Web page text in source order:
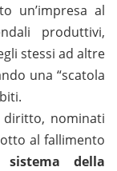
un’impresa al
produttivi,
stessi ad altre
una “scatola
nominati
al fallimento
della